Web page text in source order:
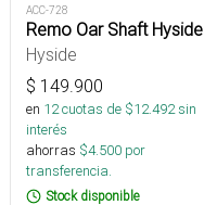
ACC-728
Remo Oar Shaft Hyside
Hyside
$ 149.900
en 12cuotas de $12.492sin
interés
ahorras $4.500 por
transferencia.
Stock disponible